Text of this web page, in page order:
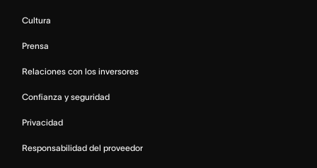
Cultura
Prensa
Relaciones con los inversores
Confianza y seguridad
Privacidad
Responsabilidad del proveedor